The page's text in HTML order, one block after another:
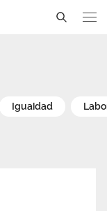
León
Igualdad